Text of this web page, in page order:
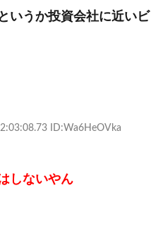
いうか投資会社に近いビ
ID:Wa6HeOVka
しないやん